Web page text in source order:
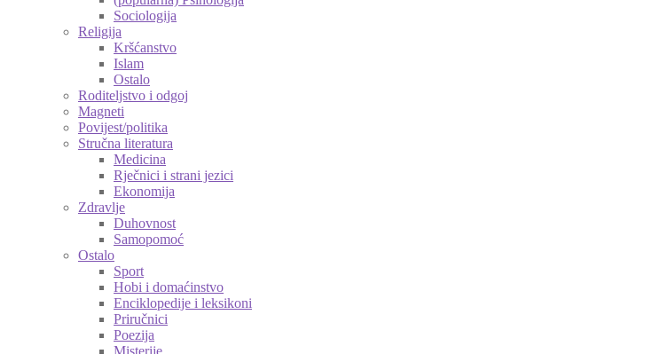
Sociologija
Religija
Kršćanstvo
Islam
Ostalo
Roditeljstvo i odgoj
Magneti
Povijest/politika
Stručna literatura
Medicina
Rječnici i strani jezici
Ekonomija
Zdravlje
Duhovnost
Samopomoć
Ostalo
Sport
Hobi i domaćinstvo
Enciklopedije i leksikoni
Priručnici
Poezija
Misterije